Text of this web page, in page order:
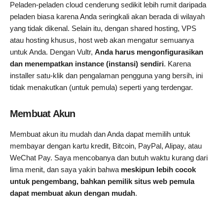
Peladen-peladen cloud cenderung sedikit lebih rumit daripada
peladen biasa karena Anda seringkali akan berada di wilayah
yang tidak dikenal. Selain itu, dengan shared hosting, VPS
atau hosting khusus, host web akan mengatur semuanya
untuk Anda. Dengan Vultr, Anda harus mengonfigurasikan
dan menempatkan instance (instansi) sendiri. Karena
installer satu-klik dan pengalaman pengguna yang bersih, ini
tidak menakutkan (untuk pemula) seperti yang terdengar.
Membuat Akun
Membuat akun itu mudah dan Anda dapat memilih untuk
membayar dengan kartu kredit, Bitcoin, PayPal, Alipay, atau
WeChat Pay. Saya mencobanya dan butuh waktu kurang dari
lima menit, dan saya yakin bahwa meskipun lebih cocok
untuk pengembang, bahkan pemilik situs web pemula
dapat membuat akun dengan mudah.